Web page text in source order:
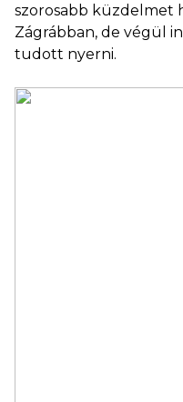
szorosabb küzdelmet
Zágrábban, de végül
tudott nyerni.